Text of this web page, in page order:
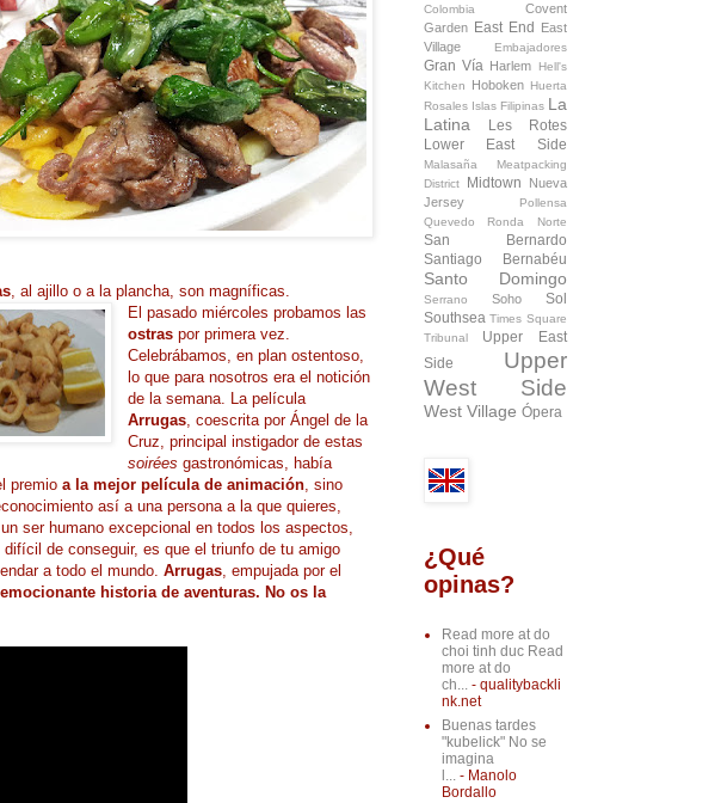
, al ajillo o a la plancha, son magníficas.
El pasado miércoles probamos las
ostras por primera vez.
Celebrábamos, en plan ostentoso,
lo que para nosotros era el notición
de la semana. La película
Arrugas, coescrita por Ángel de la
Cruz, principal instigador de estas
soirées gastronómicas, había
premio a la mejor película de animación, sino
así a una persona a la que quieres,
ser humano excepcional en todos los aspectos,
de conseguir, es que el triunfo de tu amigo
a todo el mundo. Arrugas, empujada por el
historia de aventuras. No os la
Colombia
Covent
Garden
East End
East
Village
Embajadores
Gran Vía Harlem
Hell's
Kitchen
Hoboken
Huerta
Rosales Islas Filipinas La
Latina
Les Rotes
Lower East Side
Malasaña
Meatpacking
District
Midtown
Nueva
Jersey
Pollensa
Quevedo
Ronda Norte
San Bernardo
Santiago Bernabéu
Santo Domingo
Serrano Soho
Sol
Southsea Times Square
Tribunal
Upper East
Side
Upper
West Side
West Village Ópera
¿Qué
opinas?
Read more at do
choi tinh duc Read
more at do
ch...- qualitybackli
nk.net
Buenas tardes
"kubelick" No se
imagina
l...- Manolo
Bordallo